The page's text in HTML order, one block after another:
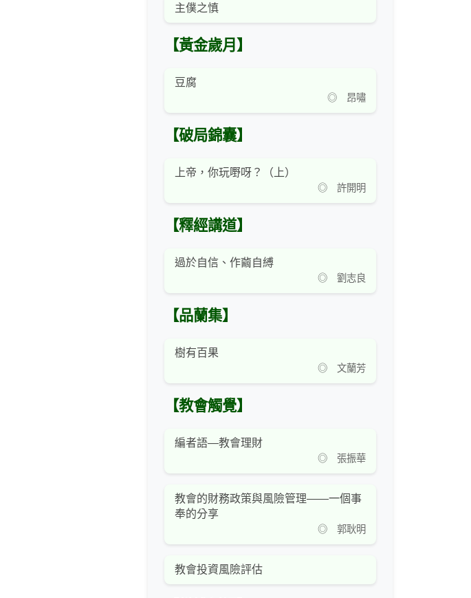
主僕之慎
【黃金歲月】
豆腐
◎ 昂嘯
【破局錦囊】
上帝，你玩嘢呀？（上）
◎ 許開明
【釋經講道】
過於自信、作繭自縛
◎ 劉志良
【品蘭集】
樹有百果
◎ 文蘭芳
【教會觸覺】
編者語—教會理財
◎ 張振華
教會的財務政策與風險管理——一個事
奉的分享
◎ 郭耿明
教會投資風險評估